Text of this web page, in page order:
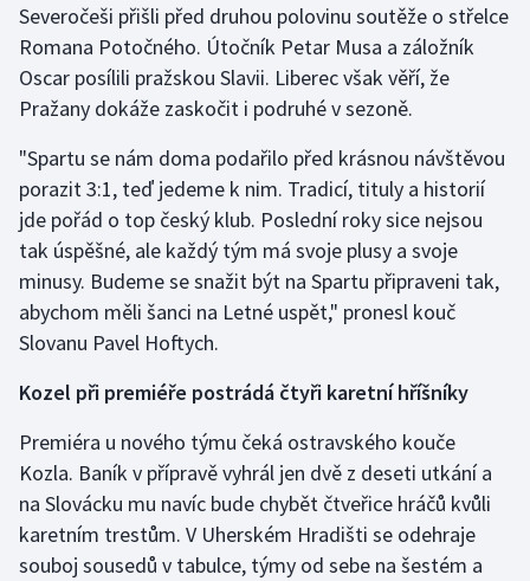
Lyže a snowboard
Moderní pětiboj
Motorsport
Olympijské hry
Parasport
Plavání
Ragby
Rychlobruslení
Rychlostní kanoistika
Severočeši přišli před druhou polovinu soutěže o střelce
Romana Potočného. Útočník Petar Musa a záložník
Oscar posílili pražskou Slavii. Liberec však věří, že
Pražany dokáže zaskočit i podruhé v sezoně.
"Spartu se nám doma podařilo před krásnou návštěvou
porazit 3:1, teď jedeme k nim. Tradicí, tituly a historií
jde pořád o top český klub. Poslední roky sice nejsou
tak úspěšné, ale každý tým má svoje plusy a svoje
minusy. Budeme se snažit být na Spartu připraveni tak,
abychom měli šanci na Letné uspět," pronesl kouč
Slovanu Pavel Hoftych.
Kozel při premiéře postrádá čtyři karetní hříšníky
Premiéra u nového týmu čeká ostravského kouče
Kozla. Baník v přípravě vyhrál jen dvě z deseti utkání a
na Slovácku mu navíc bude chybět čtveřice hráčů kvůli
karetním trestům. V Uherském Hradišti se odehraje
souboj sousedů v tabulce, týmy od sebe na šestém a